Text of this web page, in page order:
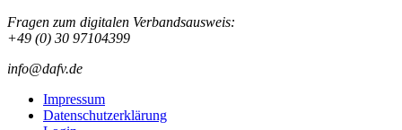
Fragen zum digitalen Verbandsausweis:
+49 (0) 30 97104399
info@dafv.de
Impressum
Datenschutzerklärung